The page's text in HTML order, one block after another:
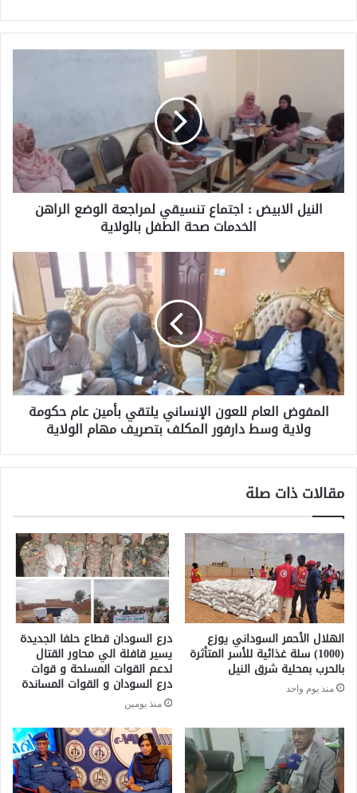
النيل الابيض : اجتماع تنسيقي لمراجعة الوضع الراهن
الخدمات صحة الطفل بالولاية
المفوض العام للعون الإنساني يلتقي بأمين عام حكومة
ولاية وسط دارفور المكلف بتصريف مهام الولاية
مقالات ذات صلة
الهلال الأحمر السوداني يوزع
(1000) سلة غذائية للأسر المتأثرة
بالحرب بمحلية شرق النيل
منذ يوم واحد
درع السودان قطاع حلفا الجديدة
يسير قافلة الي محاور القتال
لدعم القوات المسلحة و قوات
درع السودان و القوات المساندة
منذ يومين